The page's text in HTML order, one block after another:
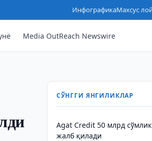
ИнфографикаМахсус
Media OutReach Newswire
СЎНГГИ ЯНГИЛИКЛАР
Agat Credit 50 млрд
жалб қилади